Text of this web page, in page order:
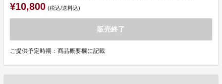
¥10,800 (税込/送料込)
販売終了
ご提供予定時期：商品概要欄に記載